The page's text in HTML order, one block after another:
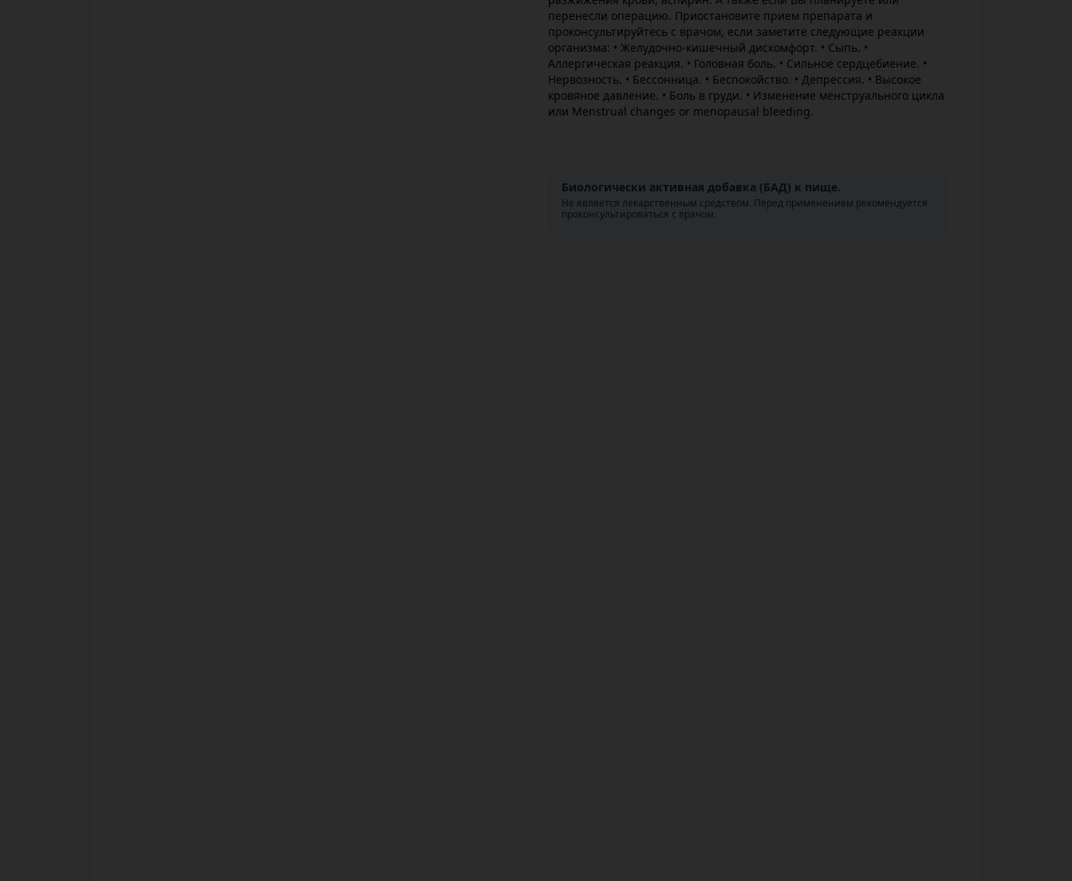
перенесли операцию. Приостановите прием препарата и
проконсультируйтесь с врачом, если заметите следующие реакции
организма: • Желудочно-кишечный дискомфорт. • Сыпь. •
Аллергическая реакция. • Головная боль. • Сильное сердцебиение. •
Нервозность. • Бессонница. • Беспокойство. • Депрессия. • Высокое
кровяное давление. • Боль в груди. • Изменение менструального цикла
или Menstrual changes or menopausal bleeding.
Биологически активная добавка (БАД) к пище.
Не является лекарственным средством. Перед применением рекомендуется
проконсультироваться с врачом.